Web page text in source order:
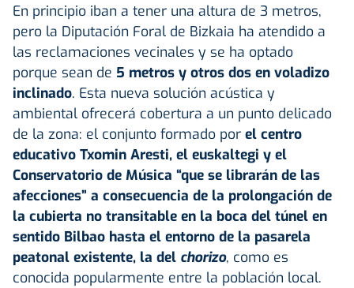
En principio iban a tener una altura de 3 metros,
pero la Diputación Foral de Bizkaia ha atendido a
las reclamaciones vecinales y se ha optado
porque sean de 5 metros y otros dos en voladizo
inclinado. Esta nueva solución acústica y
ambiental ofrecerá cobertura a un punto delicado
de la zona: el conjunto formado por el centro
educativo Txomin Aresti, el euskaltegi y el
Conservatorio de Música “que se librarán de las
afecciones” a consecuencia de la prolongación de
la cubierta no transitable en la boca del túnel en
sentido Bilbao hasta el entorno de la pasarela
peatonal existente, la del chorizo, como es
conocida popularmente entre la población local.